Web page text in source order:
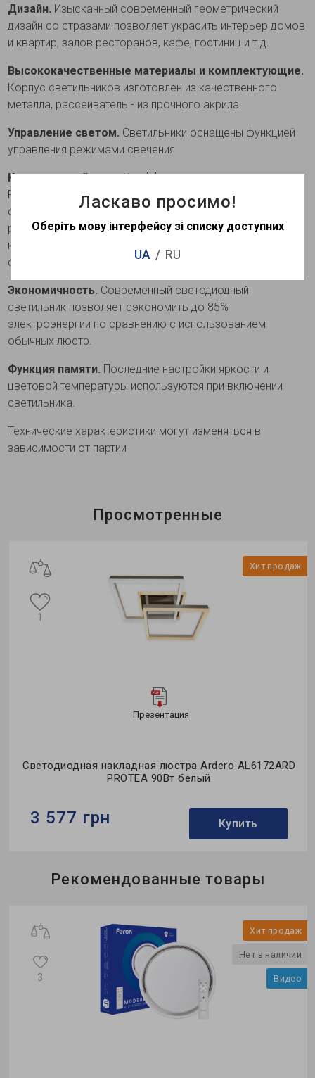
Дизайн. Изысканный современный геометрический
дизайн со стразами позволяет украсить интерьер домов
и квартир, залов ресторанов, кафе, гостиниц и т.д.
Высококачественные материалы и комплектующие.
Корпус светильников изготовлен из качественного
металла, рассеиватель - из прочного акрила.
Управление светом. Светильники оснащены функцией
управления режимами свечения
Качественный свет.Коэффициент цветопередачи
Ra⩾80 позволяет видеть естественный цвет
освещенных предметов. Благодаря правильному
расположению светодиодов и качественным
компонентам сохраняется однородность свечения
светильника без темных зон.
Экономичность. Современный светодиодный
светильник позволяет сэкономить до 85%
электроэнергии по сравнению с использованием
обычных люстр.
Функция памяти. Последние настройки яркости и
цветовой температуры используются при включении
светильника.
Технические характеристики могут изменяться в
зависимости от партии
Просмотренные
Хит продаж
Презентация
Светодиодная накладная люстра Ardero AL6172ARD
PROTEA 90Вт белый
1
3 577 грн Купить
Бренд:Ardero
потолочная люстра
Рекомендованные товары
Хит продаж
Нет в наличии
Видео
3
Ласкаво просимо!
Оберіть мову інтерфейсу зі списку доступних
UA RU